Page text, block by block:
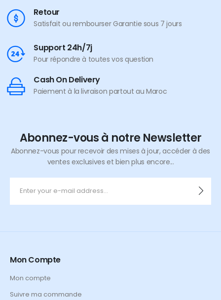
Retour
Satisfait ou rembourser Garantie sous 7 jours
Support 24h/7j
Pour répondre à toutes vos question
Cash On Delivery
Paiement à la livraison partout au Maroc
Abonnez-vous à notre Newsletter
Abonnez-vous pour recevoir des mises à jour, accéder à des
ventes exclusives et bien plus encore...
Mon Compte
Mon compte
Suivre ma commande